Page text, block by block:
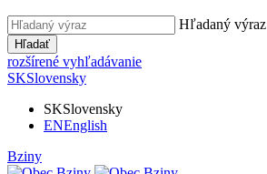
Hľadaný výraz
Hľadať
rozšírené vyhľadávanie
SKSlovensky
SKSlovensky
ENEnglish
Bziny